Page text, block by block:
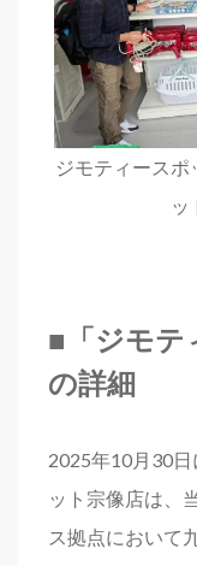
ジモティース
ッ
■ 「ジモ
の詳細
2025年10月30
ット宗像店は、
ス拠点において